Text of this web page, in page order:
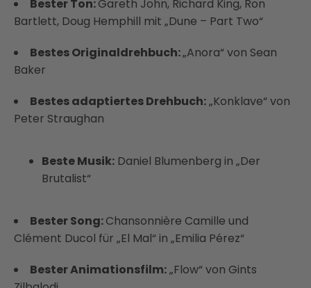
Bester Ton:Gareth John, Richard King, Ron
Bartlett, Doug Hemphill mit „Dune – Part Two“
Bestes Originaldrehbuch:„Anora“ von Sean
Baker
Bestes adaptiertes Drehbuch:„Konklave“ von
Peter Straughan
Beste Musik: Daniel Blumenberg in „Der
Brutalist“
Bester Song:Chansonnière Camille und
Clément Ducol für „El Mal“ in „Emilia Pérez“
Bester Animationsfilm:„Flow“ von Gints